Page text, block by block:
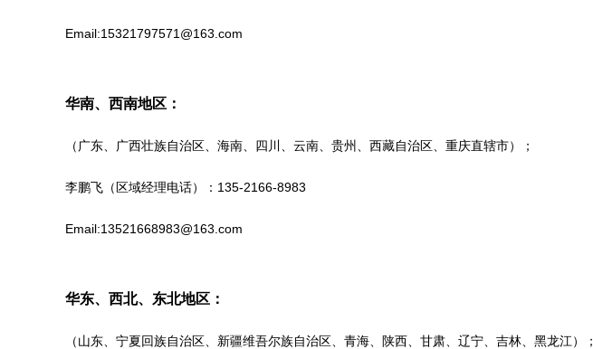
Email:15321797571@163.com
华南、西南地区 ：
（广东、广西壮族自治区、海南、四川、云南、贵州、西藏自治区、重庆直辖市）；
李鹏飞（区域经理电话）：135-2166-8983
Email:13521668983@163.com
华东、西北、东北地区 ：
（山东、宁夏回族自治区、新疆维吾尔族自治区、青海、陕西、甘肃、辽宁、吉林、黑龙江）；